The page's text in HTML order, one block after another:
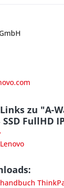
zu "A-
SSD